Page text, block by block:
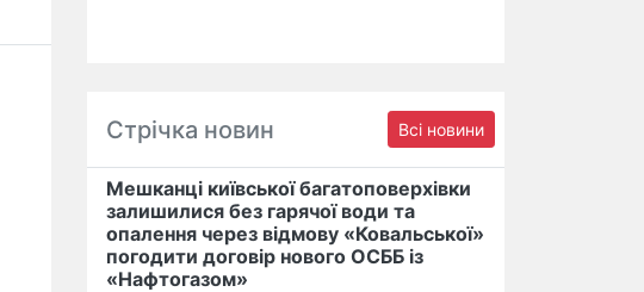
Стрічка новин Всі новини
Мешканці київської багатоповерхівки
залишилися без гарячої води та
опалення через відмову «Ковальської»
погодити договір нового ОСББ із
«Нафтогазом»